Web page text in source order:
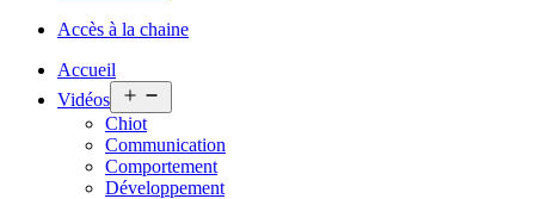
Accès à la chaine
Accueil
Vidéos
menu
Chiot
Communication
Comportement
Développement